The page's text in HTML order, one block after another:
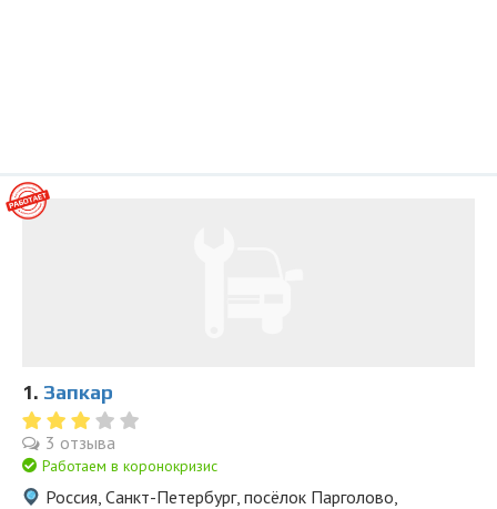
1. Запкар
3 отзыва
Работаем в коронокризис
Россия, Санкт-Петербург, посёлок Парголово,